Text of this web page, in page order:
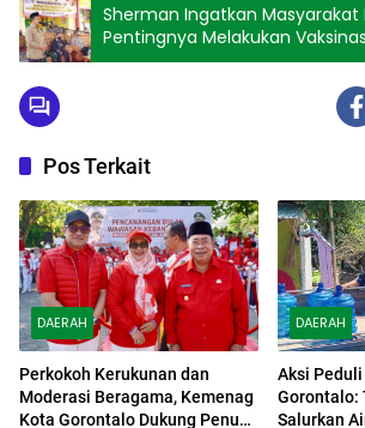
Sherman Ingatkan Masyarakat
Pentingnya Melakukan
Pos Terkait
DAERAH
Perkokoh Kerukunan dan
Moderasi Beragama, Kemenag
Kota Gorontalo Dukung Penuh
DAERAH
Aksi Peduli
Gorontalo:
Salurkan